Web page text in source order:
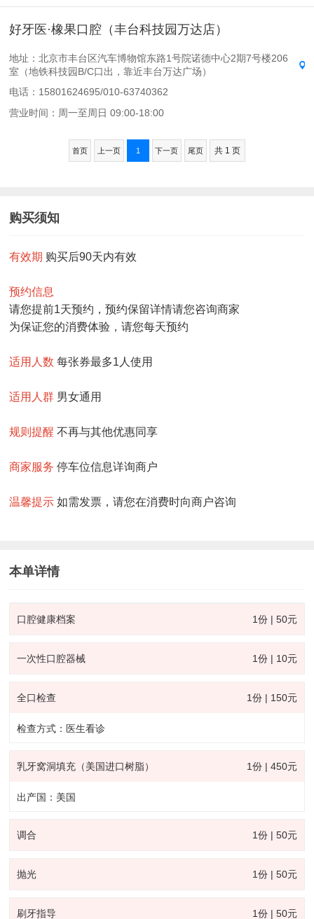
好牙医·橡果口腔（丰台科技园万达店）
地址：北京市丰台区汽车博物馆东路1号院诺德中心2期7号楼206
室（地铁科技园B/C口出，靠近丰台万达广场）
电话：15801624695/010-63740362
营业时间：周一至周日 09:00-18:00
首页 上一页 1 下一页 尾页 共 1 页
购买须知
有效期 购买后90天内有效
预约信息
请您提前1天预约，预约保留详情请您咨询商家
为保证您的消费体验，请您每天预约
适用人数每张券最多1人使用
适用人群 男女通用
规则提醒 不再与其他优惠同享
商家服务 停车位信息详询商户
温馨提示 如需发票，请您在消费时向商户咨询
本单详情
口腔健康档案 1份 | 50元
一次性口腔器械 1份 | 10元
全口检查 1份 | 150元
检查方式：医生看诊
乳牙窝洞填充（美国进口树脂） 1份 | 450元
出产国：美国
调合 1份 | 50元
抛光 1份 | 50元
刷牙指导 1份 | 50元